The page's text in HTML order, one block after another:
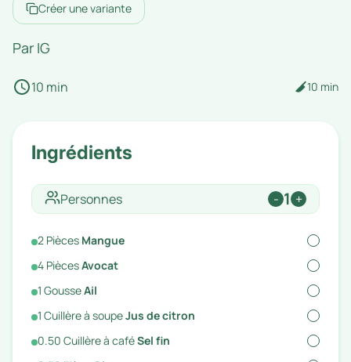
Créer une variante
Par IG
10 min 10 min
Ingrédients
Personnes - 1 +
2 Pièces Mangue
4 PiècesAvocat
1 GousseAil
1 Cuillère à soupeJus de citron
0.50 Cuillère à caféSel fin